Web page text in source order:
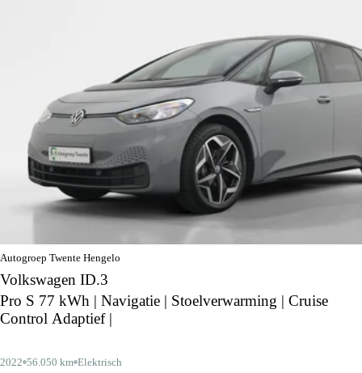
Autogroep Twente Hengelo
Volkswagen ID.3
Pro S 77 kWh | Navigatie | Stoelverwarming | Cruise
Control Adaptief |
2022 56.050 km Elektrisch